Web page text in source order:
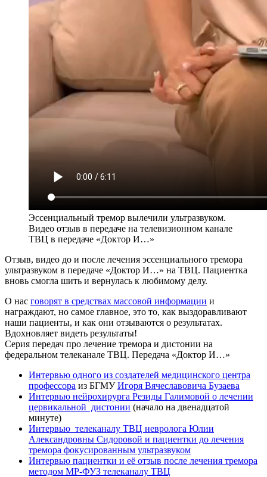
Эссенциальный тремор вылечили ультразвуком.
Видео отзыв в передаче на телевизионном канале
ТВЦ в передаче «Доктор И…»
Отзыв, видео до и после лечения эссенциального тремора
ультразвуком в передаче «Доктор И…» на ТВЦ. Пациентка
вновь смогла шить и вернулась к любимому делу.
О нас говорят в средствах массовой информации и
награждают, но самое главное, это то, как выздоравливают
наши пациенты, и как они отзываются о результатах.
Вдохновляет видеть результаты!
Серия передач про лечение тремора и дистонии на
федеральном телеканале ТВЦ. Передача «Доктор И…»
Интервью одного из создателей медицинского центра
профессора из БГМУИгоря Вячеславовича Бузаева
Интервью нейрохирурга Резиды Галимовой о лечении
цервикальной дистонии (начало на двенадцатой
минуте)
Интервью телеканалу ТВЦ невролога Юлии
Александровны Сидоровой и пациентки до лечения
тремора фокусированным ультразвуком
Интервью пациентки и её отзыв после лечения тремора
методом МР-ФУЗ телеканалу ТВЦ